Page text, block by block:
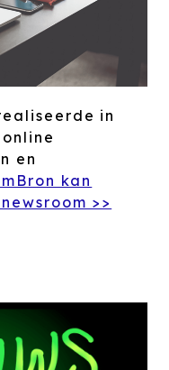
in
en
kan
>>